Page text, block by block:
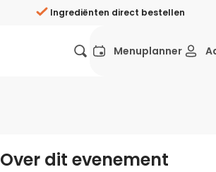
Ingrediënten direct bestellen
Wat eten we vandaag?
Menuplanner
Over dit evenement